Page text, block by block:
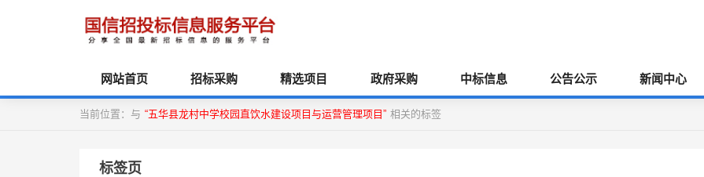
网站首页 招标采购 精选项目 政府采购 中标信息 公告公示 新闻中心
当前位置：与 “五华县龙村中学校园直饮水建设项目与运营管理项目” 相关的标签
标签页